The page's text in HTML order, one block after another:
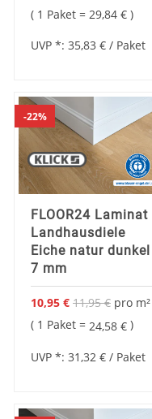
1 Paket = 29,84 €
UVP *: 35,83 € / Paket
22%
FLOOR24 Laminat
Landhausdiele
Eiche natur dunkel
7 mm
10,95 € 11,95 € pro m²
1 Paket = Sonderangebot
24,58 €
UVP *: 31,32 € / Paket